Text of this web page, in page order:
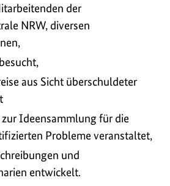
der
NRW, diversen
aus Sicht überschuldeter
Ideensammlung für die
Probleme veranstaltet,
und
entwickelt.